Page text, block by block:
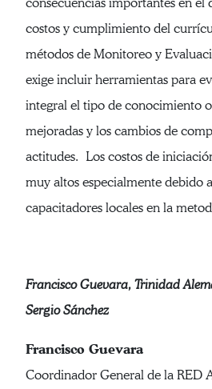
costos y cumplimiento del
métodos de Monitoreo y
exige incluir herramientas para
integral el tipo de conocimiento
mejoradas y los cambios de
actitudes. Los costos de
muy altos especialmente debido
capacitadores locales en la
Francisco Guevara, Trinidad
Sergio Sánchez
Francisco Guevara
Coordinador General de la RED